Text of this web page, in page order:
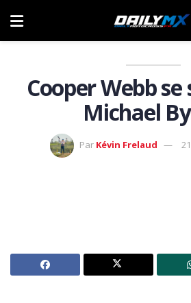
Cooper Webb se
Michael
Par Kévin Frelaud